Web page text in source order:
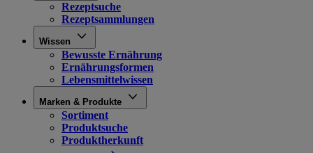
Rezeptsuche
Rezeptsammlungen
Wissen
Bewusste Ernährung
Ernährungsformen
Lebensmittelwissen
Marken & Produkte
Sortiment
Produktsuche
Produktherkunft